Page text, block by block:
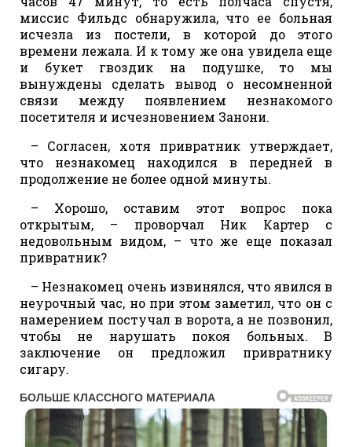
миссис Фильдс обнаружила, что ее больная
исчезла из постели, в которой до этого
времени лежала. И к тому же она увидела еще
и букет гвоздик на подушке, то мы
вынуждены сделать вывод о несомненной
связи между появлением незнакомого
посетителя и исчезновением Занони.
– Согласен, хотя привратник утверждает,
что незнакомец находился в передней в
продолжение не более одной минуты.
– Хорошо, оставим этот вопрос пока
открытым, – проворчал Ник Картер с
недовольным видом, – что же еще показал
привратник?
– Незнакомец очень извинялся, что явился в
неурочный час, но при этом заметил, что он с
намерением постучал в ворота, а не позвонил,
чтобы не нарушать покоя больных. В
заключение он предложил привратнику
сигару.